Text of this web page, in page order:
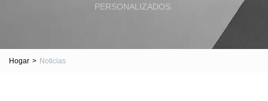
PERSONALIZADOS.
Hogar > Noticias